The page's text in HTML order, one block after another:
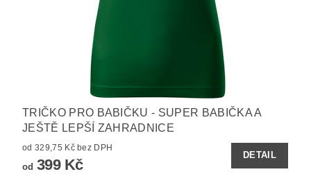
TRIČKO PRO BABIČKU - SUPER BABIČKA A
JEŠTĚ LEPŠÍ ZAHRADNICE
od 329,75 Kč bez DPH
od 399 Kč
DETAIL